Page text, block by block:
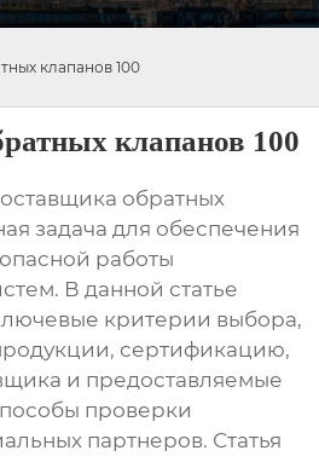
клапанов 100
клапанов 100
обратных
задача для обеспечения
работы
В данной статье
критерии выбора,
сертификацию,
и предоставляемые
проверки
партнеров. Статья